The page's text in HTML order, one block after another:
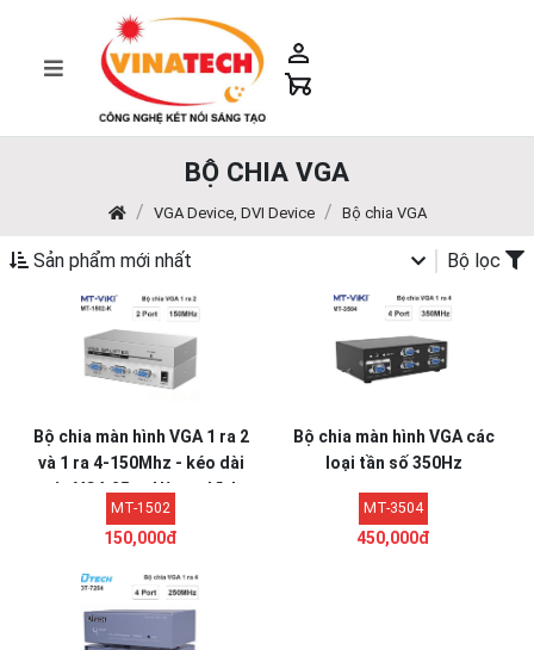
BỘ CHIA VGA
VGA Device, DVI Device Bộ chia VGA
Sản phẩm mới nhất Bộ lọc
Bộ chia màn hình VGA 1 ra 2
và 1 ra 4-150Mhz - kéo dài
cáp VGA 25m. Hàng chĩnh
hãng MT-VIKi
MT-1502
150,000đ
Bộ chia màn hình VGA các
loại tần số 350Hz
MT-3504
450,000đ